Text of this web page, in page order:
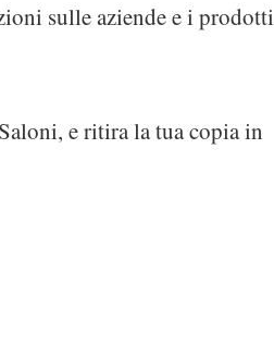
sulle aziende e i prodotti
e ritira la tua copia in